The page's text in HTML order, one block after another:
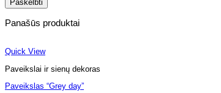
Panašūs produktai
Quick View
Paveikslai ir sienų dekoras
Paveikslas “Grey day”